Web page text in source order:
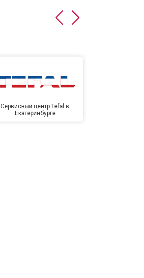
Сервисный центр Tefal в
Екатеринбурге